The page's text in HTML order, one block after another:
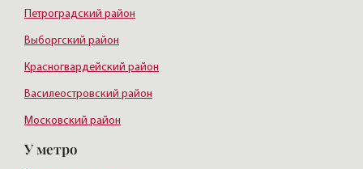
Петроградский район
Выборгский район
Красногвардейский район
Василеостровский район
Московский район
Курортный район
У метро